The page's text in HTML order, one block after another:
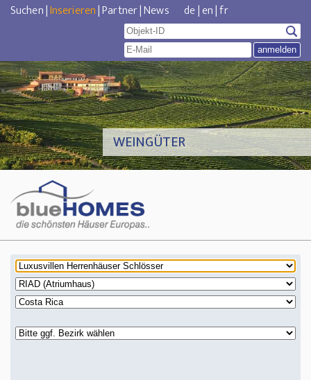
Suchen|Inserieren|Partner|News de|en|fr
WEINGÜTER